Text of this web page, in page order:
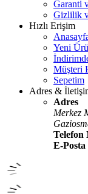
Garanti
Gizlilik
Hızlı Erişim
Yeni
Müşteri
Sepetim
Adres &
Adres
Merkez
Telefon
E-Posta